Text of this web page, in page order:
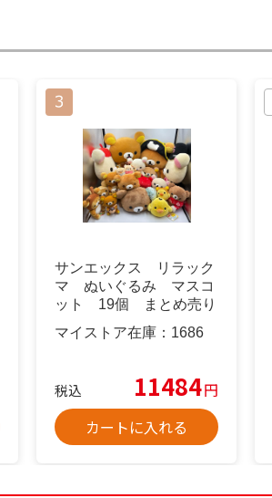
サンエックス リラック
マ ぬいぐるみ マスコ
ット 19個 まとめ売り
マイストア在庫： 1686
税込 11484円
カートに入れる